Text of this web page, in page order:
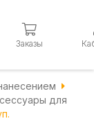
Заказы
для